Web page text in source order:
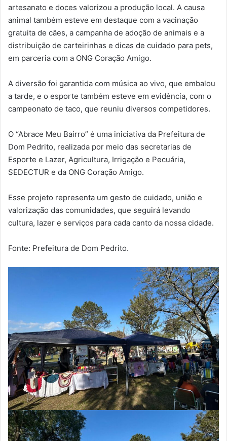
artesanato e doces valorizou a produção local. A causa
animal também esteve em destaque com a vacinação
gratuita de cães, a campanha de adoção de animais e a
distribuição de carteirinhas e dicas de cuidado para pets,
em parceria com a ONG Coração Amigo.
A diversão foi garantida com música ao vivo, que embalou
a tarde, e o esporte também esteve em evidência, com o
campeonato de taco, que reuniu diversos competidores.
O “Abrace Meu Bairro” é uma iniciativa da Prefeitura de
Dom Pedrito, realizada por meio das secretarias de
Esporte e Lazer, Agricultura, Irrigação e Pecuária,
SEDECTUR e da ONG Coração Amigo.
Esse projeto representa um gesto de cuidado, união e
valorização das comunidades, que seguirá levando
cultura, lazer e serviços para cada canto da nossa cidade.
Fonte: Prefeitura de Dom Pedrito.